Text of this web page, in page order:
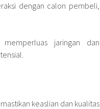
dengan calon pembeli,
jaringan dan
keaslian dan kualitas